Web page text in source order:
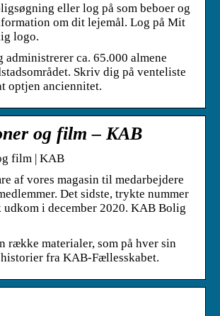
eller log på som beboer og
om dit lejemål. Log på Mit
logo.
ca. 65.000 almene
Skriv dig på venteliste
optjen anciennitet.
og film – KAB
film | KAB
af vores magasin til medarbejdere
Det sidste, trykte nummer
i december 2020. KAB Bolig
række materialer, som på hver sin
fra KAB-Fællesskabet.